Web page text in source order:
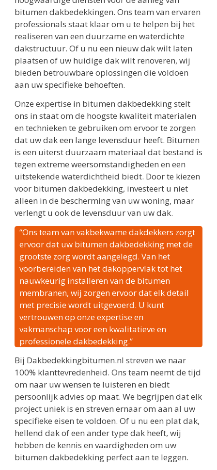
bitumen dakbedekkingen. Ons team van ervaren
professionals staat klaar om u te helpen bij het
realiseren van een duurzame en waterdichte
dakstructuur. Of u nu een nieuw dak wilt laten
plaatsen of uw huidige dak wilt renoveren, wij
bieden betrouwbare oplossingen die voldoen
aan uw specifieke behoeften.
Onze expertise in bitumen dakbedekking stelt
ons in staat om de hoogste kwaliteit materialen
en technieken te gebruiken om ervoor te zorgen
dat uw dak een lange levensduur heeft. Bitumen
is een uiterst duurzaam materiaal dat bestand is
tegen extreme weersomstandigheden en een
uitstekende waterdichtheid biedt. Door te kiezen
voor bitumen dakbedekking, investeert u niet
alleen in de bescherming van uw woning, maar
verlengt u ook de levensduur van uw dak.
“Ons team van vakbekwame dakdekkers zorgt
ervoor dat uw bitumen dakbedekking met de
grootste zorg wordt aangelegd. Van het
voorbereiden van het dakoppervlak tot het
nauwkeurig installeren van de bitumen
membranen, wij zorgen ervoor dat elk detail
met precisie wordt uitgevoerd. U kunt
vertrouwen op onze expertise en
vakmanschap voor een kwalitatieve en
professionele dakbedekking.”
Bij Dakbedekkingbitumen.nl streven we naar
100% klanttevredenheid. Ons team neemt de tijd
om naar uw wensen te luisteren en biedt
persoonlijk advies op maat. We begrijpen dat elk
project uniek is en streven ernaar om aan al uw
specifieke eisen te voldoen. Of u nu een plat dak,
hellend dak of een ander type dak heeft, wij
hebben de kennis en vaardigheden om uw
bitumen dakbedekking perfect aan te leggen.